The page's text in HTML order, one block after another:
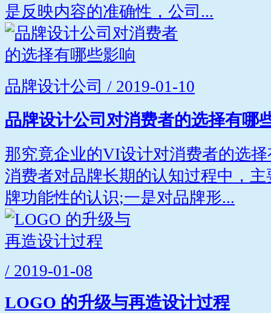
是反映内容的准确性，公司...
品牌设计公司 / 2019-01-10
品牌设计公司对消费者的选择有哪
那究竟企业的VI设计对消费者的选
消费者对品牌长期的认知过程中，
牌功能性的认识;一是对品牌形...
/ 2019-01-08
LOGO 的升级与再造设计过程